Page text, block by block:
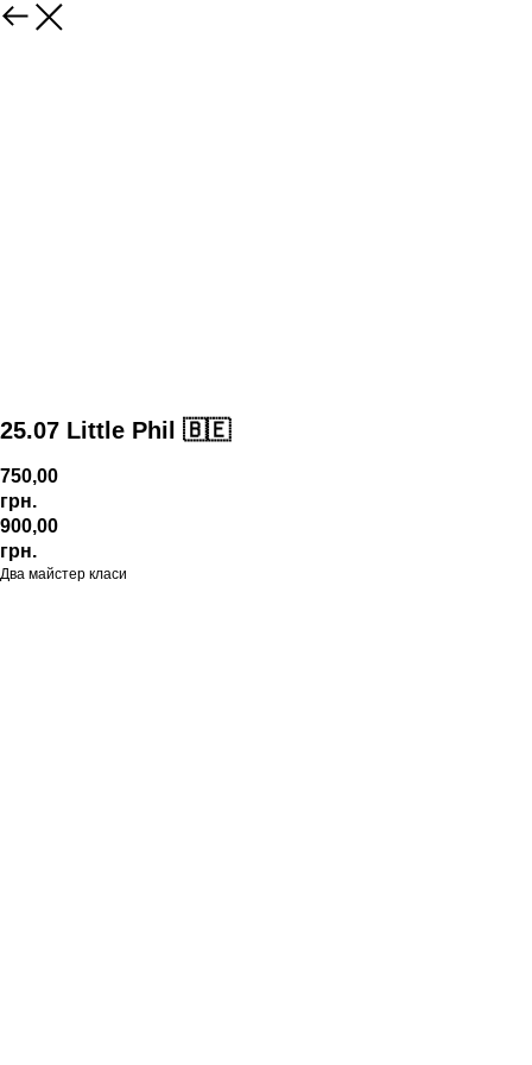
25.07 Little Phil 🇧🇪
750,00
грн.
900,00
грн.
Два майстер класи